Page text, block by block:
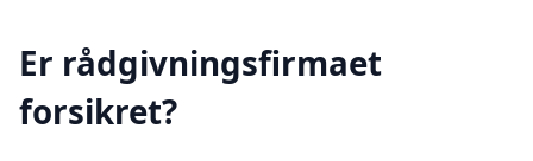
Er rådgivningsfirmaet
forsikret?